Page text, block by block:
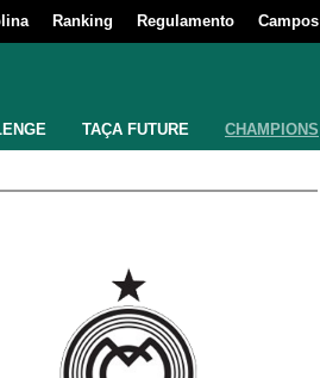
Ranking Regulamento Campos
TAÇA FUTURE CHAMPIONS